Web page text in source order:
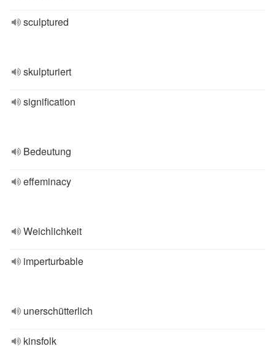
sculptured
skulpturiert
signification
Bedeutung
effeminacy
Weichlichkeit
imperturbable
unerschütterlich
kinsfolk